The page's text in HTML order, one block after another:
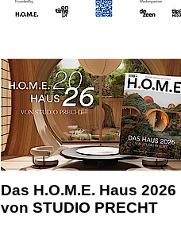
Das H.O.M.E. Haus 2026
von STUDIO PRECHT